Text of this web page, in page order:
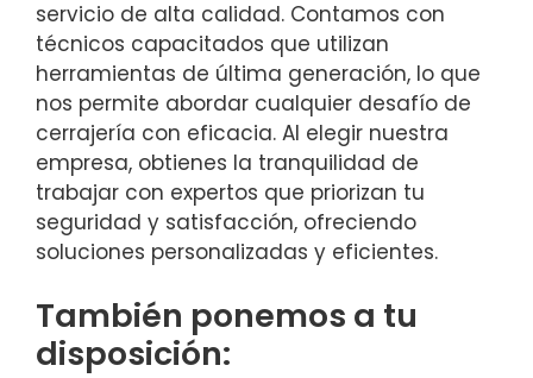
servicio de alta calidad. Contamos con
técnicos capacitados que utilizan
herramientas de última generación, lo que
nos permite abordar cualquier desafío de
cerrajería con eficacia. Al elegir nuestra
empresa, obtienes la tranquilidad de
trabajar con expertos que priorizan tu
seguridad y satisfacción, ofreciendo
soluciones personalizadas y eficientes.
También ponemos a tu
disposición: